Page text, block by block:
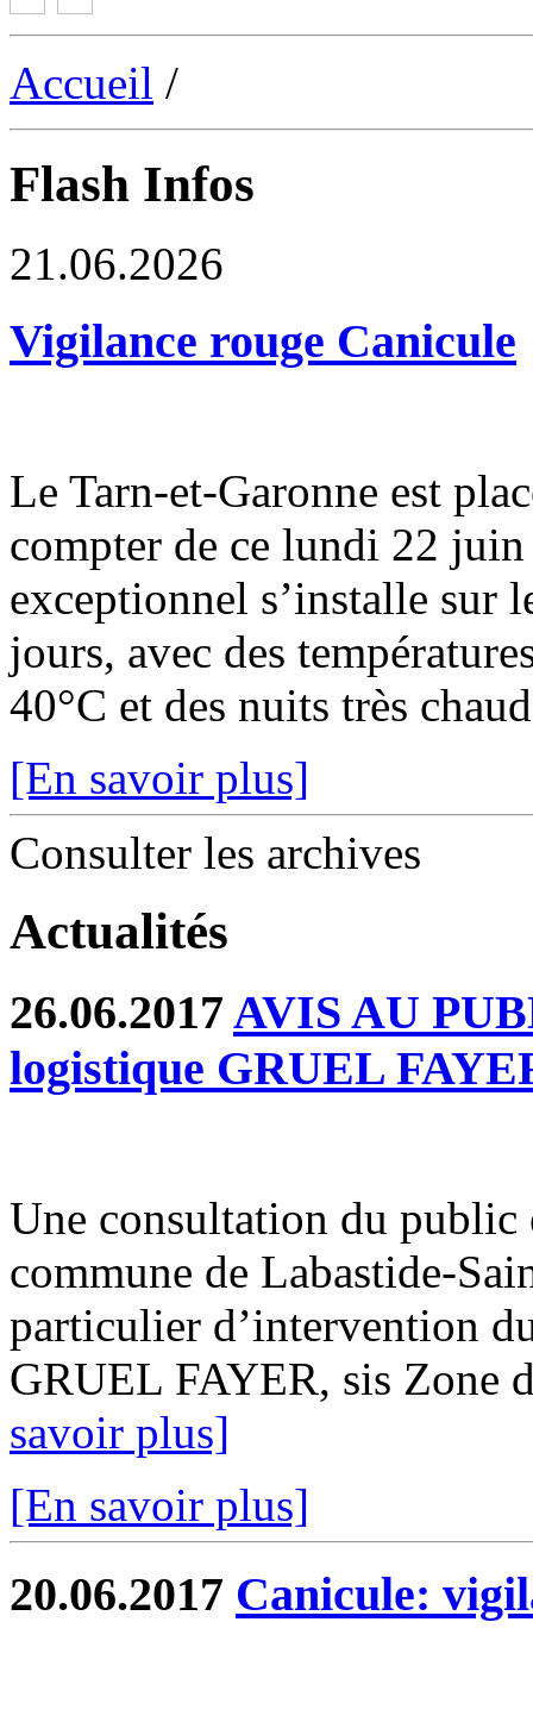
Accueil /
Flash Infos
21.06.2026
Vigilance rouge Canicule
Le Tarn-et-Garonne est
compter de ce lundi 22
exceptionnel s’installe sur
jours, avec des
40°C et des nuits très
[En savoir plus]
Consulter les archives
Actualités
26.06.2017 AVIS AU
logistique GRUEL
Une consultation du public
commune de Labastide-
particulier d’intervention
GRUEL FAYER, sis Zone
savoir plus]
[En savoir plus]
20.06.2017 Canicule: